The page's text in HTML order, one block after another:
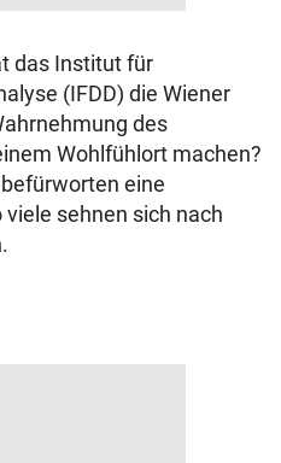
das Institut für
(IFDD) die Wiener
des
Wohlfühlort machen?
eine
sehnen sich nach